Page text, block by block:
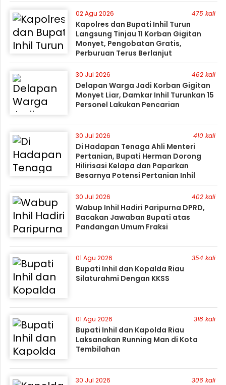
02 Agu 2026 475 kali
Kapolres dan Bupati Inhil Turun
Langsung Tinjau 11 Korban Gigitan
Monyet, Pengobatan Gratis,
Perburuan Terus Berlanjut
30 Jul 2026 462 kali
Delapan Warga Jadi Korban Gigitan
Monyet Liar, Damkar Inhil Turunkan 15
Personel Lakukan Pencarian
30 Jul 2026 410 kali
Di Hadapan Tenaga Ahli Menteri
Pertanian, Bupati Herman Dorong
Hilirisasi Kelapa dan Paparkan
Besarnya Potensi Pertanian Inhil
30 Jul 2026 402 kali
Wabup Inhil Hadiri Paripurna DPRD,
Bacakan Jawaban Bupati atas
Pandangan Umum Fraksi
01 Agu 2026 354 kali
Bupati Inhil dan Kopalda Riau
Silaturahmi Dengan KKSS
01 Agu 2026 318 kali
Bupati Inhil dan Kapolda Riau
Laksanakan Running Man di Kota
Tembilahan
30 Jul 2026 306 kali